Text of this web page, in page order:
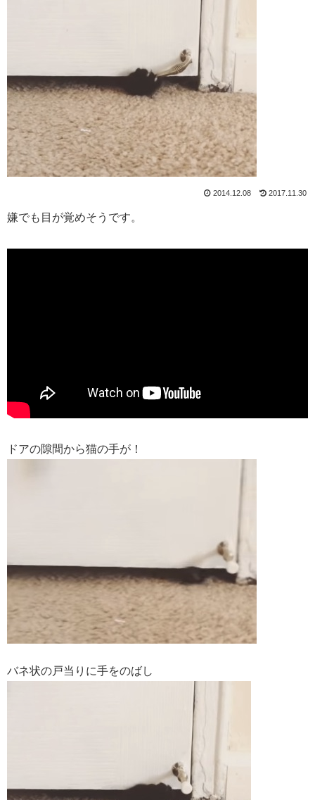
2014.12.08 2017.11.30
嫌でも目が覚めそうです。
ドアの隙間から猫の手が！
バネ状の戸当りに手をのばし